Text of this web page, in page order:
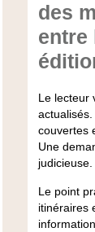
des
entre
Le lecteur
couvertes
Une
judicieuse.
Le point
itinéraires